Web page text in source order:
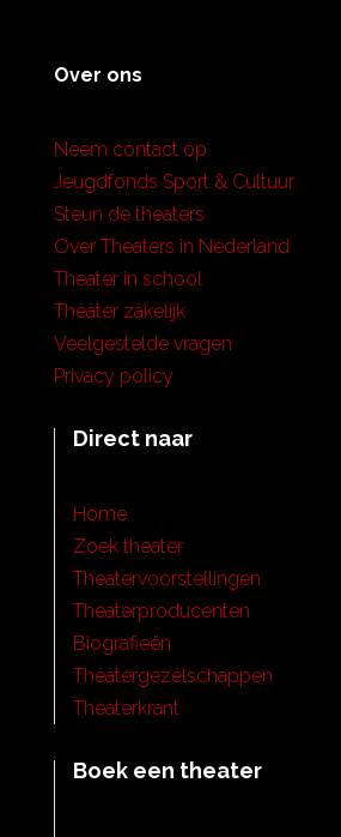
Over ons
Neem contact op
Jeugdfonds Sport & Cultuur
Steun de theaters
Over Theaters in Nederland
Theater in school
Theater zakelijk
Veelgestelde vragen
Privacy policy
Direct naar
Home
Zoek theater
Theatervoorstellingen
Theaterproducenten
Biografieën
Theatergezelschappen
Theaterkrant
Boek een theater